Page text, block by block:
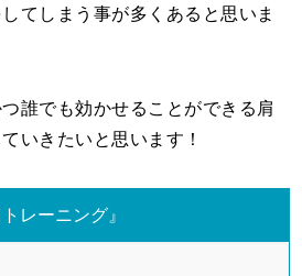
てしまう事が多くあると思いま
誰でも効かせることができる肩
いきたいと思います！
レーニング』